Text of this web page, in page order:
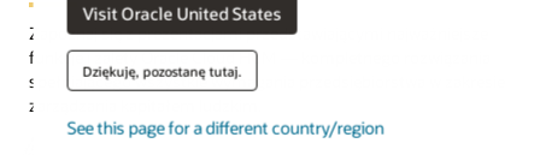
Visit Oracle United States
Dziękuję, pozostanę tutaj.
See this page for a different country/region
Zapoznaj się z prezentacjami przedstawiającymi najważniejsze
funkcje i zalety Oracle Cloud HCM — kompletnego rozwiązania
spełniającego wszystkie wymagania przedsiębiorstwa w zakresie
zarządzania kapitałem ludzkim.